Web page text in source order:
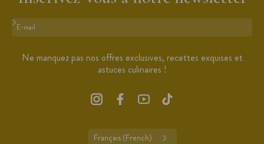
Format : adresse@email.com
Ne manquez pas nos offres exclusives, recettes exquises et
astuces culinaires !
Français (French)